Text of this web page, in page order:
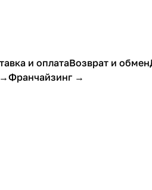
и оплатаВозврат и обмен
Франчайзинг →